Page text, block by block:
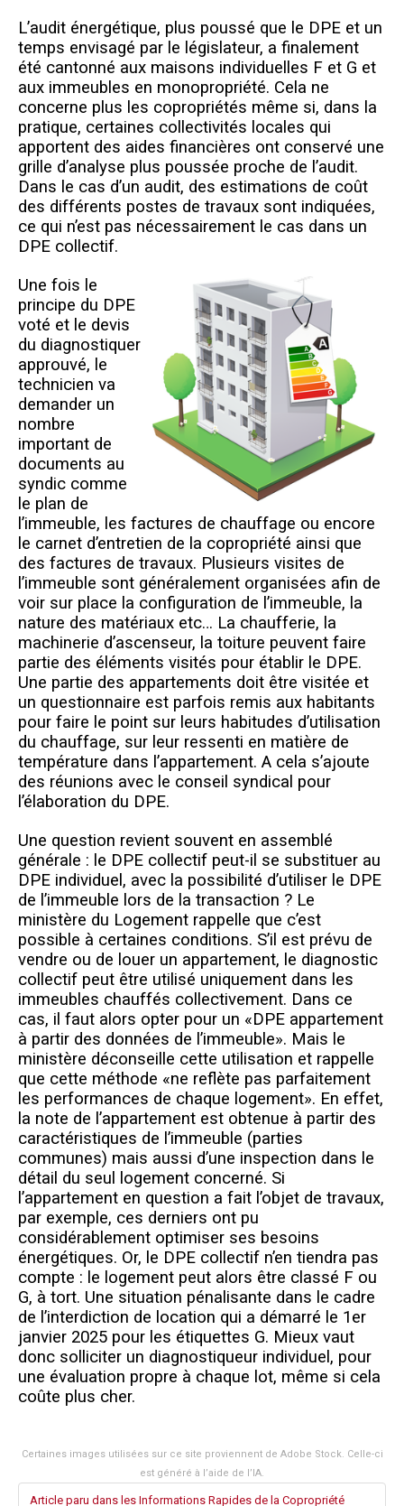
L’audit énergétique, plus poussé que le DPE et un
temps envisagé par le législateur, a finalement
été cantonné aux maisons individuelles F et G et
aux immeubles en monopropriété. Cela ne
concerne plus les copropriétés même si, dans la
pratique, certaines collectivités locales qui
apportent des aides financières ont conservé une
grille d’analyse plus poussée proche de l’audit.
Dans le cas d’un audit, des estimations de coût
des différents postes de travaux sont indiquées,
ce qui n’est pas nécessairement le cas dans un
DPE collectif.
Une fois le
principe du DPE
voté et le devis
du diagnostiquer
approuvé, le
technicien va
demander un
nombre
important de
documents au
syndic comme
le plan de
l’immeuble, les factures de chauffage ou encore
le carnet d’entretien de la copropriété ainsi que
des factures de travaux. Plusieurs visites de
l’immeuble sont généralement organisées afin de
voir sur place la configuration de l’immeuble, la
nature des matériaux etc… La chaufferie, la
machinerie d’ascenseur, la toiture peuvent faire
partie des éléments visités pour établir le DPE.
Une partie des appartements doit être visitée et
un questionnaire est parfois remis aux habitants
pour faire le point sur leurs habitudes d’utilisation
du chauffage, sur leur ressenti en matière de
température dans l’appartement. A cela s’ajoute
des réunions avec le conseil syndical pour
l’élaboration du DPE.
Une question revient souvent en assemblé
générale : le DPE collectif peut-il se substituer au
DPE individuel, avec la possibilité d’utiliser le DPE
de l’immeuble lors de la transaction ? Le
ministère du Logement rappelle que c’est
possible à certaines conditions. S’il est prévu de
vendre ou de louer un appartement, le diagnostic
collectif peut être utilisé uniquement dans les
immeubles chauffés collectivement. Dans ce
cas, il faut alors opter pour un «DPE appartement
à partir des données de l’immeuble». Mais le
ministère déconseille cette utilisation et rappelle
que cette méthode «ne reflète pas parfaitement
les performances de chaque logement». En effet,
la note de l’appartement est obtenue à partir des
caractéristiques de l’immeuble (parties
communes) mais aussi d’une inspection dans le
détail du seul logement concerné. Si
l’appartement en question a fait l’objet de travaux,
par exemple, ces derniers ont pu
considérablement optimiser ses besoins
énergétiques. Or, le DPE collectif n’en tiendra pas
compte : le logement peut alors être classé F ou
G, à tort. Une situation pénalisante dans le cadre
de l’interdiction de location qui a démarré le 1er
janvier 2025 pour les étiquettes G. Mieux vaut
donc solliciter un diagnostiqueur individuel, pour
une évaluation propre à chaque lot, même si cela
coûte plus cher.
Certaines images utilisées sur ce site proviennent de Adobe Stock . Celle-ci
est généré à l’aide de l’IA.
Article paru dans les Informations Rapides de la Copropriété